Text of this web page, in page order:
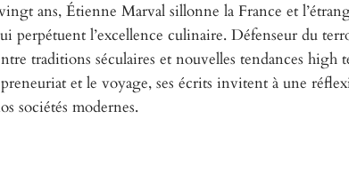
ans, Étienne Marval sillonne la France et
perpétuent l’excellence culinaire. Défenseur du
traditions séculaires et nouvelles tendances high
et le voyage, ses écrits invitent à une
sociétés modernes.